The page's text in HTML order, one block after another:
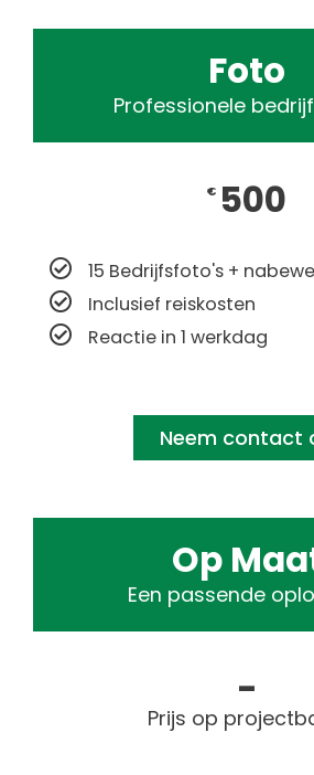
Foto
Professionele
€ 500
15 Bedrijfsfoto's +
Inclusief reiskosten
Reactie in 1 werkdag
Neem contact
Op
Een passende
-
Prijs op